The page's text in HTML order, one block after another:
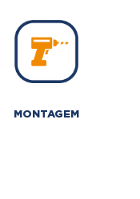
MONTAGEM